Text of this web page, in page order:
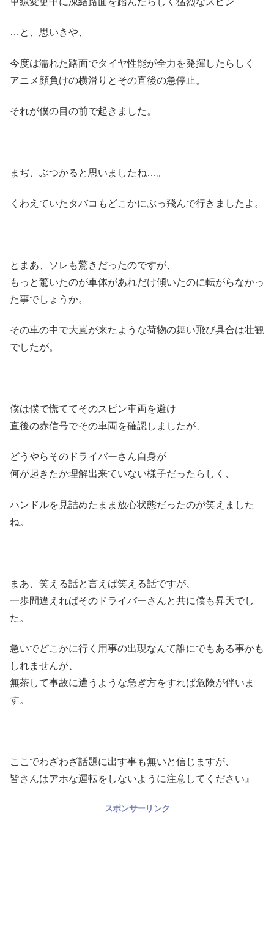
…と、思いきや、
今度は濡れた路面でタイヤ性能が全力を発揮したらしく
アニメ顔負けの横滑りとその直後の急停止。
それが僕の目の前で起きました。
まぢ、ぶつかると思いましたね…。
くわえていたタバコもどこかにぶっ飛んで行きましたよ。
とまあ、ソレも驚きだったのですが、
もっと驚いたのが車体があれだけ傾いたのに転がらなかっ
た事でしょうか。
その車の中で大嵐が来たような荷物の舞い飛び具合は壮観
でしたが。
僕は僕で慌ててそのスピン車両を避け
直後の赤信号でその車両を確認しましたが、
どうやらそのドライバーさん自身が
何が起きたか理解出来ていない様子だったらしく、
ハンドルを見詰めたまま放心状態だったのが笑えました
ね。
まあ、笑える話と言えば笑える話ですが、
一歩間違えればそのドライバーさんと共に僕も昇天でし
た。
急いでどこかに行く用事の出現なんて誰にでもある事かも
しれませんが、
無茶して事故に遭うような急ぎ方をすれば危険が伴いま
す。
ここでわざわざ話題に出す事も無いと信じますが、
皆さんはアホな運転をしないように注意してください』
スポンサーリンク